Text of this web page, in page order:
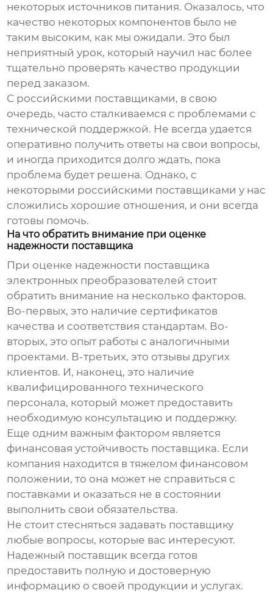
некоторых источников питания. Оказалось, что
качество некоторых компонентов было не
таким высоким, как мы ожидали. Это был
неприятный урок, который научил нас более
тщательно проверять качество продукции
перед заказом.
С российскими поставщиками, в свою
очередь, часто сталкиваемся с проблемами с
технической поддержкой. Не всегда удается
оперативно получить ответы на свои вопросы,
и иногда приходится долго ждать, пока
проблема будет решена. Однако, с
некоторыми российскими поставщиками у нас
сложились хорошие отношения, и они всегда
готовы помочь.
На что обратить внимание при оценке
надежности поставщика
При оценке надежности поставщика
электронных преобразователей стоит
обратить внимание на несколько факторов.
Во-первых, это наличие сертификатов
качества и соответствия стандартам. Во-
вторых, это опыт работы с аналогичными
проектами. В-третьих, это отзывы других
клиентов. И, наконец, это наличие
квалифицированного технического
персонала, который может предоставить
необходимую консультацию и поддержку.
Еще одним важным фактором является
финансовая устойчивость поставщика. Если
компания находится в тяжелом финансовом
положении, то она может не справиться с
поставками и оказаться не в состоянии
выполнить свои обязательства.
Не стоит стесняться задавать поставщику
любые вопросы, которые вас интересуют.
Надежный поставщик всегда готов
предоставить полную и достоверную
информацию о своей продукции и услугах.